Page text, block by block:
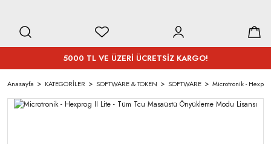
5000 TL VE ÜZERİ ÜCRETSİZ KARGO!
Anasayfa KATEGORİLER SOFTWARE & TOKEN SOFTWARE Microtronik -